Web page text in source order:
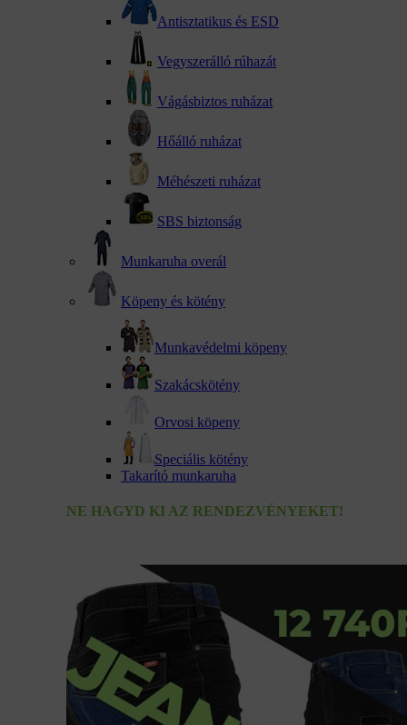
Antisztatikus és ESD
Vegyszerálló rúhazát
Vágásbiztos ruházat
Hőálló ruházat
Méhészeti ruházat
SBS biztonság
Munkaruha overál
Köpeny és kötény
Munkavédelmi köpeny
Szakácskötény
Orvosi köpeny
Speciális kötény
Takarító munkaruha
NE HAGYD KI AZ RENDEZVÉNYEKET!
kattints a kinagyításhoz